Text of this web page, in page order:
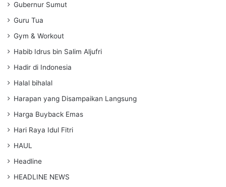
Gubernur Sumut
Guru Tua
Gym & Workout
Habib Idrus bin Salim Aljufri
Hadir di Indonesia
Halal bihalal
Harapan yang Disampaikan Langsung
Harga Buyback Emas
Hari Raya Idul Fitri
HAUL
Headline
HEADLINE NEWS